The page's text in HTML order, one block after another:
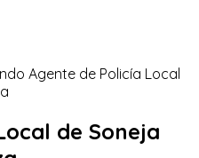
de Soneja